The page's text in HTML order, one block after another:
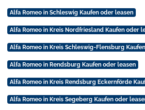
Alfa Romeo in Schleswig Kaufen oder leasen
Alfa Romeo in Kreis Nordfriesland Kaufen oder
Alfa Romeo in Kreis Schleswig-Flensburg
Alfa Romeo in Rendsburg Kaufen oder leasen
Alfa Romeo in Kreis Rendsburg Eckernförde
Alfa Romeo in Kreis Segeberg Kaufen oder